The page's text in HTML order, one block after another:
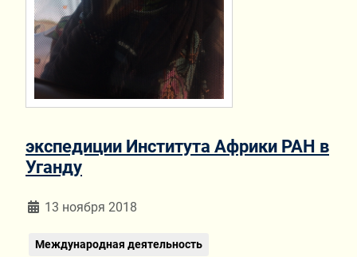
экспедиции Института Африки РАН в
Уганду
Информация о материале
13 ноября 2018
Международная деятельность